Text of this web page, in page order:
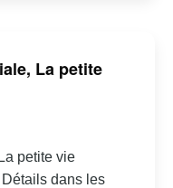
La petite
petite vie
dans les